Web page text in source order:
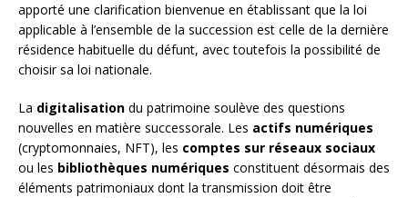
apporté une clarification bienvenue en établissant que la loi
applicable à l’ensemble de la succession est celle de la dernière
résidence habituelle du défunt, avec toutefois la possibilité de
choisir sa loi nationale.
La digitalisation du patrimoine soulève des questions
nouvelles en matière successorale. Les actifs numériques
(cryptomonnaies, NFT), les comptes sur réseaux sociaux
ou les bibliothèques numériques constituent désormais des
éléments patrimoniaux dont la transmission doit être